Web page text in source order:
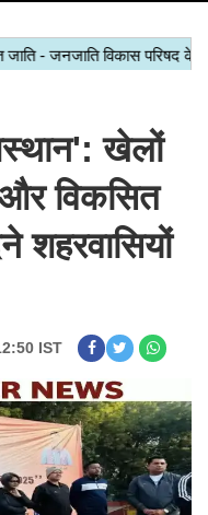
खेलों
विकसित
शहरवासियों
IST